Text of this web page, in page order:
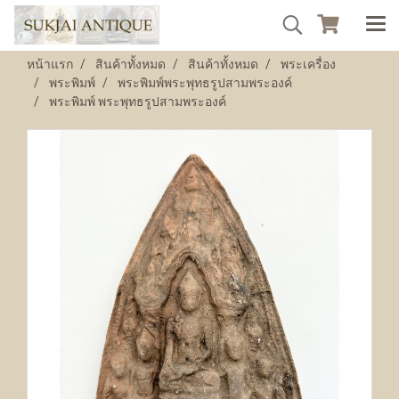
หน้าแรก สินค้าทั้งหมด สินค้าทั้งหมด
พระเครื่อง
พระพิมพ์
พระพิมพ์พระพุทธรูปสามพระองค์
พระพิมพ์ พระพุทธรูปสามพระองค์